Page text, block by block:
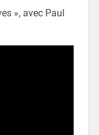
», avec Paul